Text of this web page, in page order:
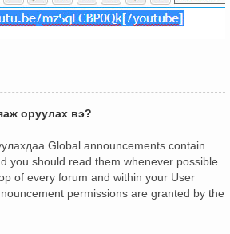
оруулах вэ?
Global announcements contain
you should read them whenever possible.
of every forum and within your User
permissions are granted by the